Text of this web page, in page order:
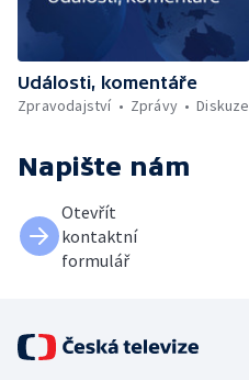
Události, komentáře
Zpravodajství
Zprávy Diskuze
Napište nám
Otevřít
kontaktní
formulář